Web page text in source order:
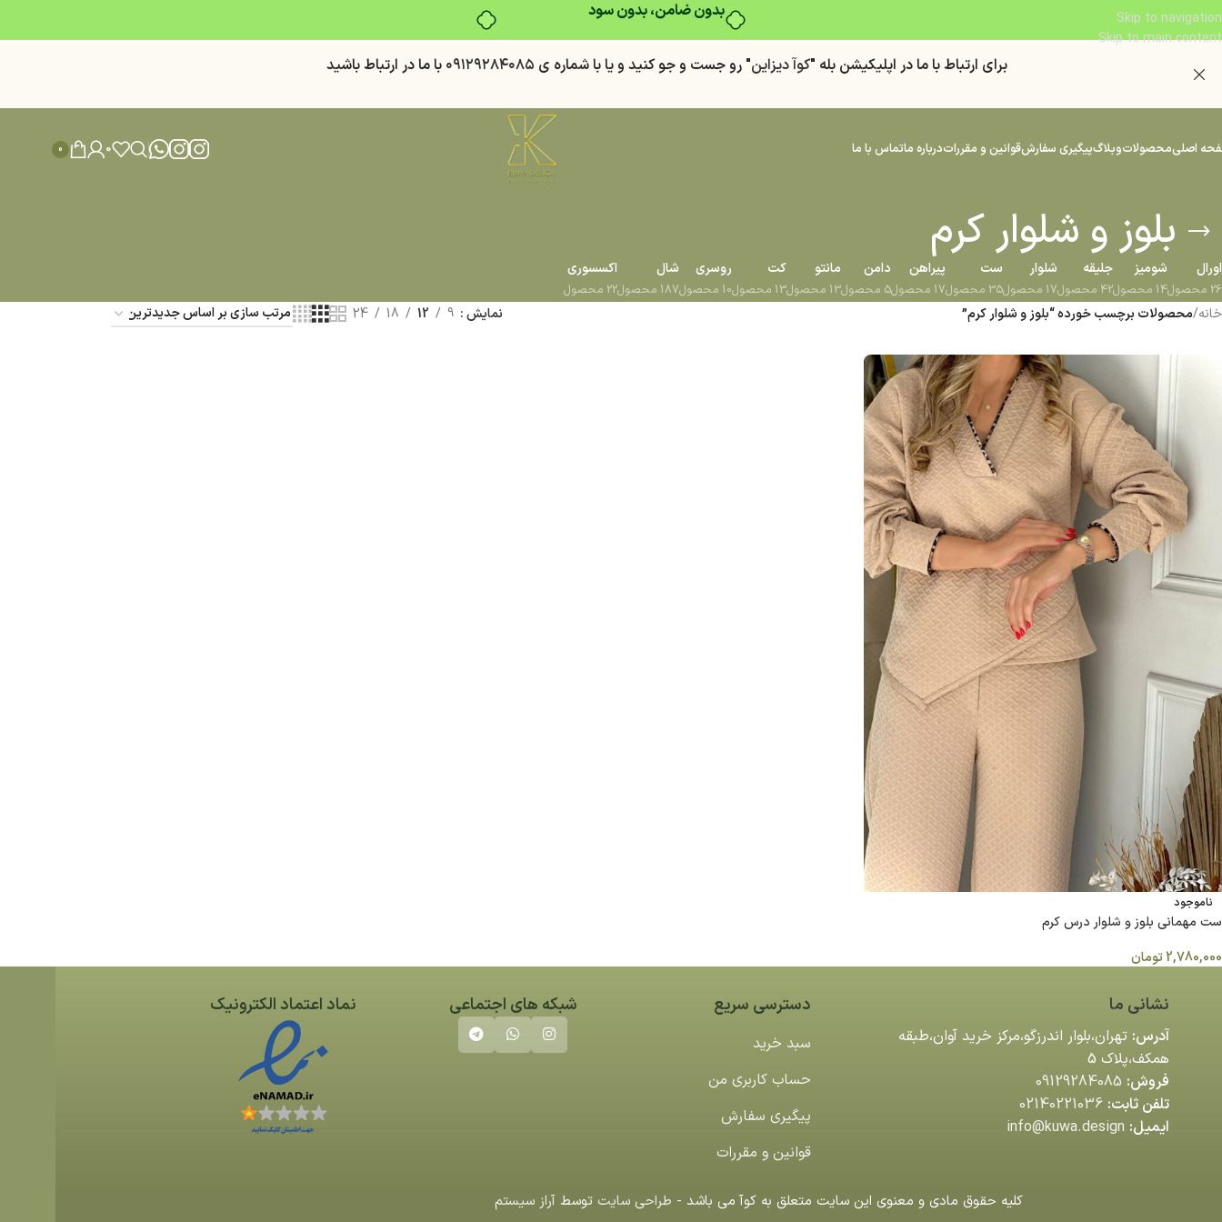
بدون ضامن، بدون سود
Skip to navigation
Skip to main content
براي ارتباط با ما در اپليكيشن بله "كوآ ديزاين" رو جست و جو كنيد و يا با شماره ي ٠٩١٢٩٢٨٤٠٨٥ با ما در ارتباط باشيد
اصلیمحصولاتوبلاگپیگیری سفارشقوانین و مقرراتدرباره ماتماس با ما 0
0
بلوز و شلوار کرم
اورال
26 محصول
شومیز
14 محصول
جلیقه
42 محصول
شلوار
17 محصول
ست
35 محصول
پیراهن
17 محصول
دامن
5 محصول
مانتو
13 محصول
کت
13 محصول
روسری
10 محصول
شال
187 محصول
اکسسوری
22 محصول
خانه/محصولات برچسب خورده “بلوز و شلوار کرم” نمایش 9
12
18
24
ناموجود
ست مهمانی بلوز و شلوار درس کرم
2,780,000تومان
نشانی ما
آدرس: تهران،بلوار اندرزگو،مركز خريد آوان،طبقه
همكف،پلاك 5
فروش: 09129284085
تلفن ثابت: 02140221036
ایمیل: info@kuwa.design
دسترسی سریع
سبد خرید
حساب کاربری من
پیگیری سفارش
قوانین و مقررات
شبکه های اجتماعی نماد اعتماد الکترونیک
کلیه حقوق مادی و معنوی این سایت متعلق به کوآ می باشد - طراحی سایت توسط آراز سیستم